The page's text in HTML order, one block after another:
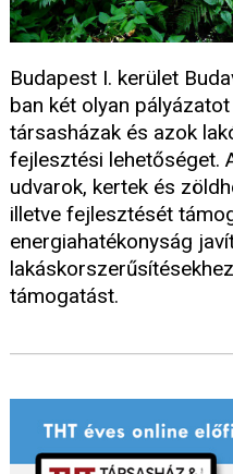
Budapest I. kerület
ban két olyan
társasházak és azok
fejlesztési lehetőséget.
udvarok, kertek és
illetve fejlesztését
energiahatékonyság
támogatást.